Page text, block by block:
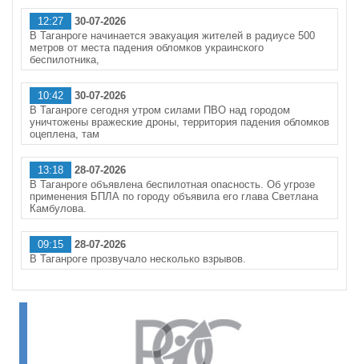
12:27
30-07-2026
В Таганроге начинается эвакуация жителей в радиусе 500
метров от места падения обломков украинского
беспилотника,
10:42
30-07-2026
В Таганроге сегодня утром силами ПВО над городом
уничтожены вражеские дроны, территория падения обломков
оцеплена, там
13:18
28-07-2026
В Таганроге объявлена беспилотная опасность. Об угрозе
применения БПЛА по городу объявила его глава Светлана
Камбулова.
09:15
28-07-2026
В Таганроге прозвучало несколько взрывов.